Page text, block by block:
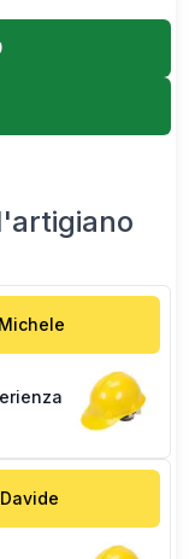
Michele
Davide